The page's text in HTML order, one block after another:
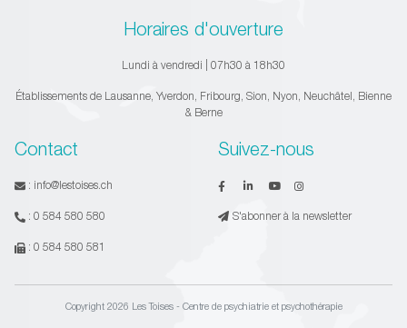
Horaires d'ouverture
Lundi à vendredi | 07h30 à 18h30
Établissements de Lausanne, Yverdon, Fribourg, Sion, Nyon, Neuchâtel, Bienne
& Berne
Contact
: info@lestoises.ch
: 0 584 580 580
: 0 584 580 581
Suivez-nous
S'abonner à la newsletter
Copyright 2026 Les Toises - Centre de psychiatrie et psychothérapie